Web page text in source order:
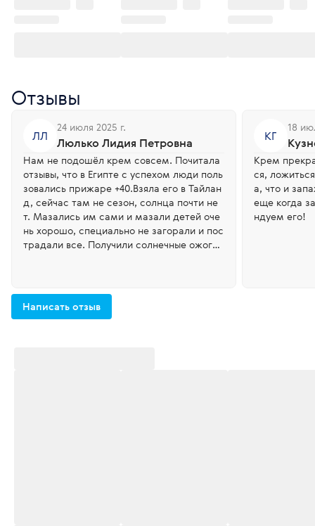
Отзывы
ЛЛ
24 июля 2025 г.
Люлько Лидия Петровна
Нам не подошёл крем совсем. Почитала
отзывы, что в Египте с успехом люди поль
зовались прижаре +40.Взяла его в Тайлан
д, сейчас там не сезон, солнца почти не
т. Мазались им сами и мазали детей оче
нь хорошо, специально не загорали и пос
традали все. Получили солнечные ожоги.
крем. Цена очень высокая.
КГ
18
Крем
ся,
а, что и
еще когда
ндуем его!
Написать отзыв